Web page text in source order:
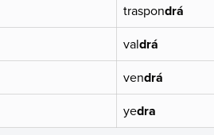
traspondrá
valdrá
vendrá
yedra